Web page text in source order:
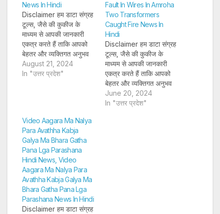
News In Hindi
Disclaimer हम डाटा संग्रह
टूल्स, जैसे की कुकीज के
माध्यम से आपकी जानकारी
एकत्र करते हैं ताकि आपको
बेहतर और व्यक्तिगत अनुभव
प्रदान कर सकें और लक्षित
विज्ञापन पेश कर सकें। अगर
August 21, 2024
In "उत्तर प्रदेश"
Fault In Wires In Amroha
Two Transformers
Caught Fire News In
Hindi
Disclaimer हम डाटा संग्रह
टूल्स, जैसे की कुकीज के
माध्यम से आपकी जानकारी
एकत्र करते हैं ताकि आपको
बेहतर और व्यक्तिगत अनुभव
प्रदान कर सकें और लक्षित
विज्ञापन पेश कर सकें। अगर
June 20, 2024
In "उत्तर प्रदेश"
Video Aagara Ma Nalya
Para Avathha Kabja
Galya Ma Bhara Gatha
Pana Lga Parashana
Hindi News, Video
Aagara Ma Nalya Para
Avathha Kabja Galya Ma
Bhara Gatha Pana Lga
Parashana News In Hindi
Disclaimer हम डाटा संग्रह